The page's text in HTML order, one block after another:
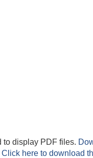
to display PDF files.
Click here to download